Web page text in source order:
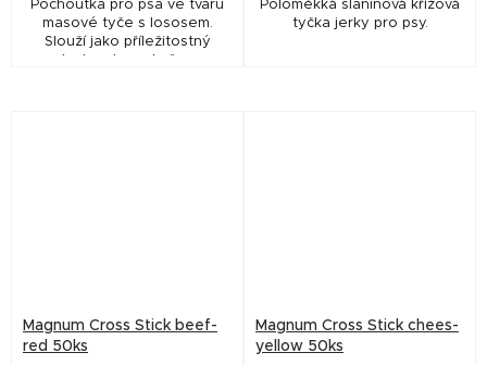
Pochoutka pro psa ve tvaru
masové tyče s lososem.
Slouží jako příležitostný
pamlsek nebo odměna pro
Poloměkká slaninová křížová
tyčka jerky pro psy.
Magnum Cross Stick beef-
red 50ks
Magnum Cross Stick chees-
yellow 50ks